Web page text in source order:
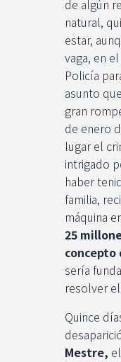
de algún
natural,
estar,
vaga, en
Policía
asunto
gran
de enero
lugar el
intrigado
haber
familia,
máquina
25
concepto
sería
resolver
Quince
Mestre, el